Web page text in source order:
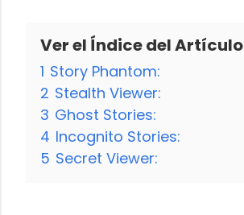
Ver el Índice del Artículo
1 Story Phantom:
2 Stealth Viewer:
3 Ghost Stories:
4 Incognito Stories:
5 Secret Viewer: